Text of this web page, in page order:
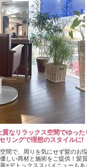
質なリラックス空間でゆった
リングで理想のスタイルに!
間で、周りを気にせず髪のお
しい商材と施術をご提供！髪
×デトックススパメニューも